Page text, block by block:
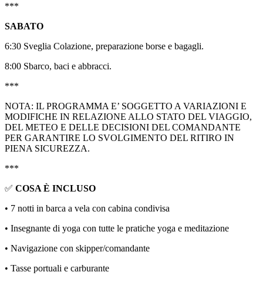
***
SABATO
6:30 Sveglia Colazione, preparazione borse e bagagli.
8:00 Sbarco, baci e abbracci.
***
NOTA: IL PROGRAMMA E’ SOGGETTO A VARIAZIONI E
MODIFICHE IN RELAZIONE ALLO STATO DEL VIAGGIO,
DEL METEO E DELLE DECISIONI DEL COMANDANTE
PER GARANTIRE LO SVOLGIMENTO DEL RITIRO IN
PIENA SICUREZZA.
***
✅ COSA È INCLUSO
• 7 notti in barca a vela con cabina condivisa
• Insegnante di yoga con tutte le pratiche yoga e meditazione
• Navigazione con skipper/comandante
• Tasse portuali e carburante